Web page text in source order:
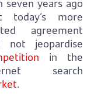
seven years ago
today’s more
agreement
not jeopardise
in the
search
.